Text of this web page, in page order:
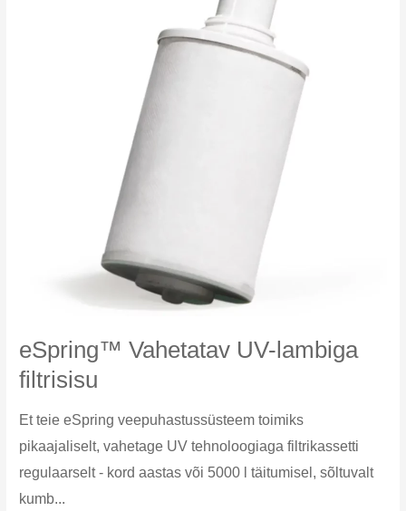
eSpring™ Vahetatav UV-lambiga
filtrisisu
Et teie eSpring veepuhastussüsteem toimiks
pikaajaliselt, vahetage UV tehnoloogiaga filtrikassetti
regulaarselt - kord aastas või 5000 l täitumisel, sõltuvalt
kumb...